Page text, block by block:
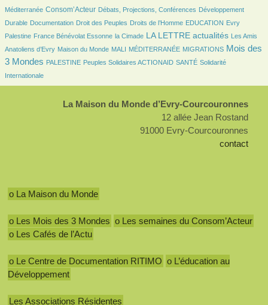
Méditerranée
841/2771 Consom’Acteur
226/2771 Débats, Projections, Conférences
192/2771
Développement
Durable
79/2771Documentation
44/2771 Droit des Peuples
186/2771 Droits de l’Homme
37/2771 EDUCATION
9/2771
Evry
Palestine
186/2771France Bénévolat Essonne
49/2771 la Cimade
1166/2771 LA LETTRE actualités
39/2771
Les Amis
Anatoliens d’Evry
98/2771 Maison du Monde
22/2771 MALI
6/2771 MÉDITERRANÉE
153/2771 MIGRATIONS
1251/2771
Mois des
3 Mondes
123/2771 PALESTINE
145/2771 Peuples Solidaires ACTIONAID
157/2771 SANTÉ
282/2771
Solidarité
Internationale
La Maison du Monde d’Evry-Courcouronnes
12 allée Jean Rostand
91000 Evry-Courcouronnes
contact
o La Maison du Monde
o Les Mois des 3 Mondes o Les semaines du Consom’Acteur
o Les Cafés de l’Actu
o Le Centre de Documentation RITIMO o L’éducation au
Développement
Les Associations Résidentes